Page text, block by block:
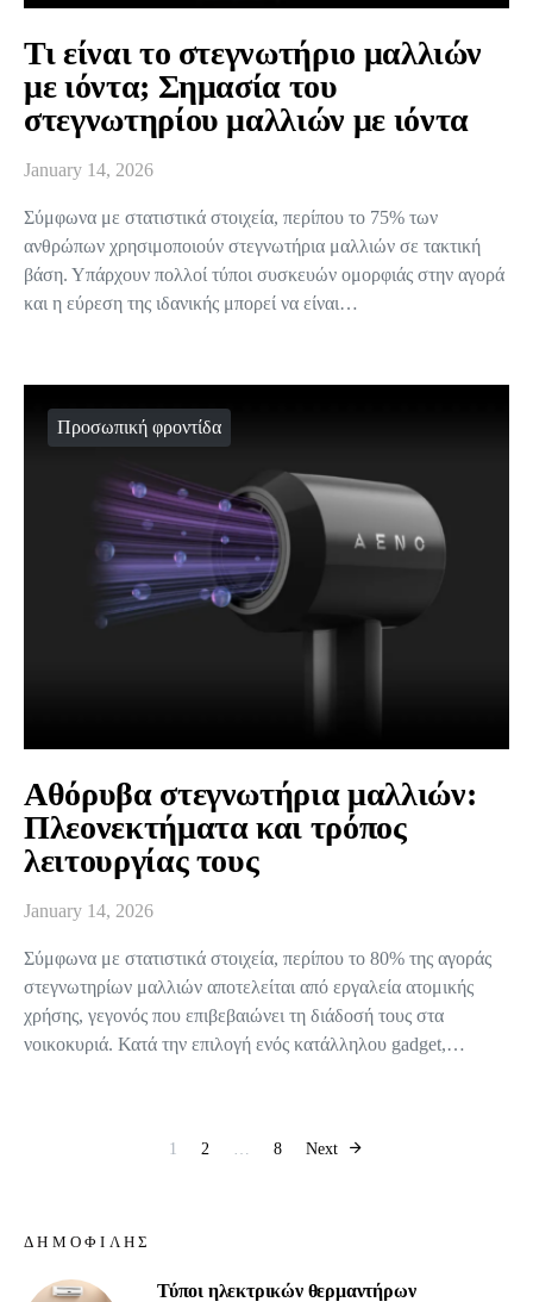
Τι είναι το στεγνωτήριο μαλλιών
με ιόντα; Σημασία του
στεγνωτηρίου μαλλιών με ιόντα
January 14, 2026
Σύμφωνα με στατιστικά στοιχεία, περίπου το 75% των
ανθρώπων χρησιμοποιούν στεγνωτήρια μαλλιών σε τακτική
βάση. Υπάρχουν πολλοί τύποι συσκευών ομορφιάς στην αγορά
και η εύρεση της ιδανικής μπορεί να είναι…
Προσωπική φροντίδα
Αθόρυβα στεγνωτήρια μαλλιών:
Πλεονεκτήματα και τρόπος
λειτουργίας τους
January 14, 2026
Σύμφωνα με στατιστικά στοιχεία, περίπου το 80% της αγοράς
στεγνωτηρίων μαλλιών αποτελείται από εργαλεία ατομικής
χρήσης, γεγονός που επιβεβαιώνει τη διάδοσή τους στα
νοικοκυριά. Κατά την επιλογή ενός κατάλληλου gadget,…
Posts pagination
1 2 … 8 Next
ΔΗΜΟΦΙΛΉΣ
Τύποι ηλεκτρικών θερμαντήρων